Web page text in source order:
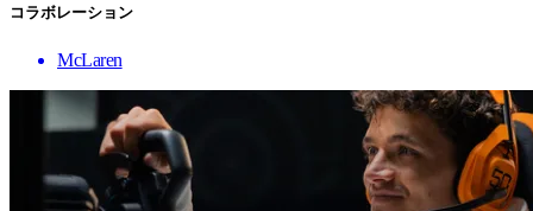
コラボレーション
McLaren